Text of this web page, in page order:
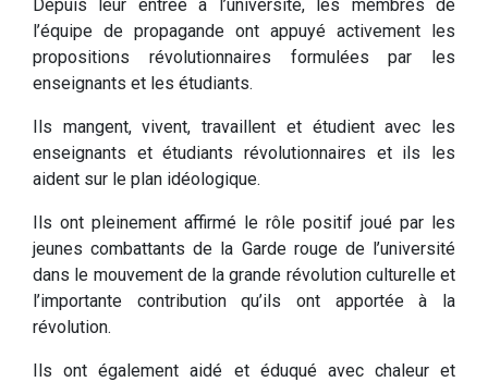
Depuis leur entrée à l’université, les membres de
l’équipe de propagande ont appuyé activement les
propositions révolutionnaires formulées par les
enseignants et les étudiants.
Ils mangent, vivent, travaillent et étudient avec les
enseignants et étudiants révolutionnaires et ils les
aident sur le plan idéologique.
Ils ont pleinement affirmé le rôle positif joué par les
jeunes combattants de la Garde rouge de l’université
dans le mouvement de la grande révolution culturelle et
l’importante contribution qu’ils ont apportée à la
révolution.
Ils ont également aidé et éduqué avec chaleur et